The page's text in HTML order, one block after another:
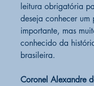
leitura obrigatória
deseja conhecer um
importante, mas
conhecido da
brasileira.
Coronel Alexandre